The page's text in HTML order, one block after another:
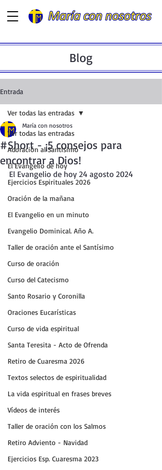
Blog
Entrada
Ver todas las entradas
Adoración al Santísimo
El Evangelio de hoy
Ejercicios Espirituales 2026
Oración de la mañana
El Evangelio en un minuto
Evangelio Dominical. Año A.
Taller de oración ante el Santísimo
Curso de oración
Curso del Catecismo
Santo Rosario y Coronilla
Oraciones Eucarísticas
Curso de vida espiritual
Santa Teresita - Acto de Ofrenda
Retiro de Cuaresma 2026
Textos selectos de espiritualidad
La vida espiritual en frases breves
Vídeos de interés
Taller de oración con los Salmos
Retiro Adviento - Navidad
Ejercicios Esp. Cuaresma 2023
Ver todas las entradas
#Short - ¡5 consejos para
encontrar a Dios!
María con nosotros
El Evangelio de hoy 24 agosto 2024